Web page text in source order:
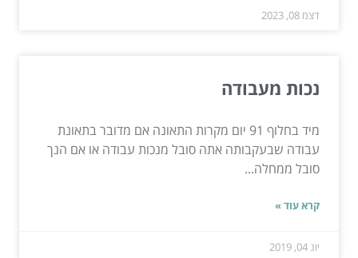
דצמ 08, 2023
נכות מעבודה
מיד בחלוף 91 יום מקרות התאונה אם מדובר בתאונת
עבודה שבעקבותה אתה סובל מנכות עבודה או אם הנך
סובל ממחלה...
קרא עוד »
יונ 04, 2019